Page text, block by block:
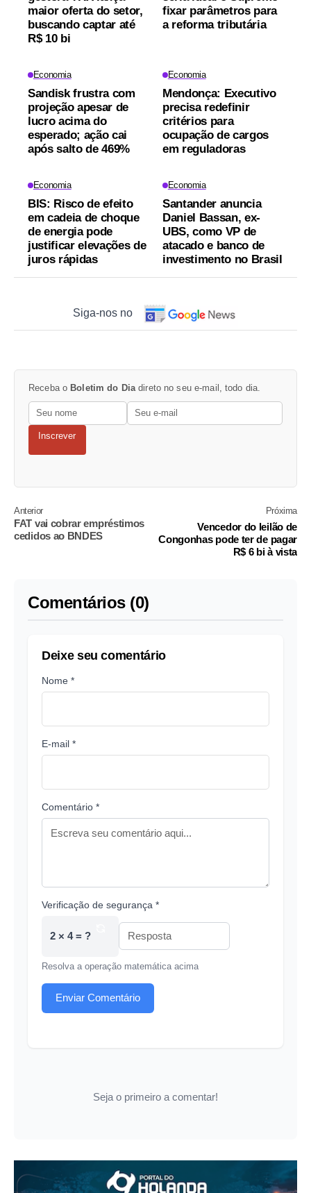
maior oferta do setor,
buscando captar até
R$ 10 bi
fixar parâmetros para
a reforma tributária
Economia
Sandisk frustra com
projeção apesar de
lucro acima do
esperado; ação cai
após salto de 469%
Economia
Mendonça: Executivo
precisa redefinir
critérios para
ocupação de cargos
em reguladoras
Economia
BIS: Risco de efeito
em cadeia de choque
de energia pode
justificar elevações de
juros rápidas
Economia
Santander anuncia
Daniel Bassan, ex-
UBS, como VP de
atacado e banco de
investimento no Brasil
Siga-nos no
Receba o Boletim do Diadireto no seu e-mail, todo dia.
Inscrever
Anterior
FAT vai cobrar empréstimos
cedidos ao BNDES
Próxima
Vencedor do leilão de
Congonhas pode ter de pagar
R$ 6 bi à vista
Comentários (0)
Deixe seu comentário
Nome *
E-mail *
Comentário *
Verificação de segurança *
2 × 4 = ?
Resolva a operação matemática acima
Enviar Comentário
Seja o primeiro a comentar!